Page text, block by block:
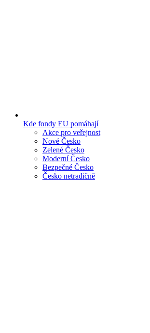
Kde fondy EU pomáhají
Akce pro veřejnost
Nové Česko
Zelené Česko
Moderní Česko
Bezpečné Česko
Česko netradičně